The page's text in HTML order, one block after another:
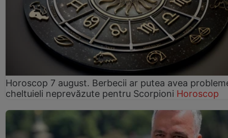
Horoscop 7 august. Berbecii ar putea avea
cheltuieli neprevăzute pentru Scorpioni Horoscop